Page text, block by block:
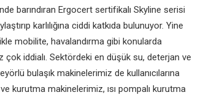
barındıran Ergocert sertifikalı Skyline serisi
karlılığına ciddi katkıda bulunuyor. Yine
mobilite, havalandırma gibi konularda
iddialı. Sektördeki en düşük su, deterjan ve
bulaşık makinelerimiz de kullanıcılarına
kurutma makinelerimiz, ısı pompalı kurutma